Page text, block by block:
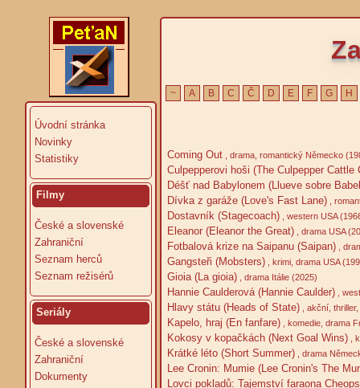
Úvodní stránka
Novinky
Statistiky
Filmy
České a slovenské
Zahraniční
Seznam herců
Seznam režisérů
Seriály
České a slovenské
Zahraniční
Dokumenty
~ A B C Č D E F G H
Coming Out , drama, romantický Německo
Culpepperovi hoši (The Culpepper Cattle
Déšť nad Babylonem (Llueve sobre
Dívka z garáže (Love's Fast Lane) ,
Dostavník (Stagecoach) , western USA
Eleanor (Eleanor the Great) , drama USA
Fotbalová krize na Saipanu (Saipan) ,
Gangsteři (Mobsters) , krimi, drama USA
Gioia (La gioia) , drama Itálie (2025)
Hannie Caulderová (Hannie Caulder) ,
Hlavy státu (Heads of State) , akční,
Kapelo, hraj (En fanfare) , komedie, drama
Kokosy v kopačkách (Next Goal Wins) ,
Krátké léto (Short Summer) , drama
Lee Cronin: Mumie (Lee Cronin's The
Lovci pokladů: Tajemství faraona